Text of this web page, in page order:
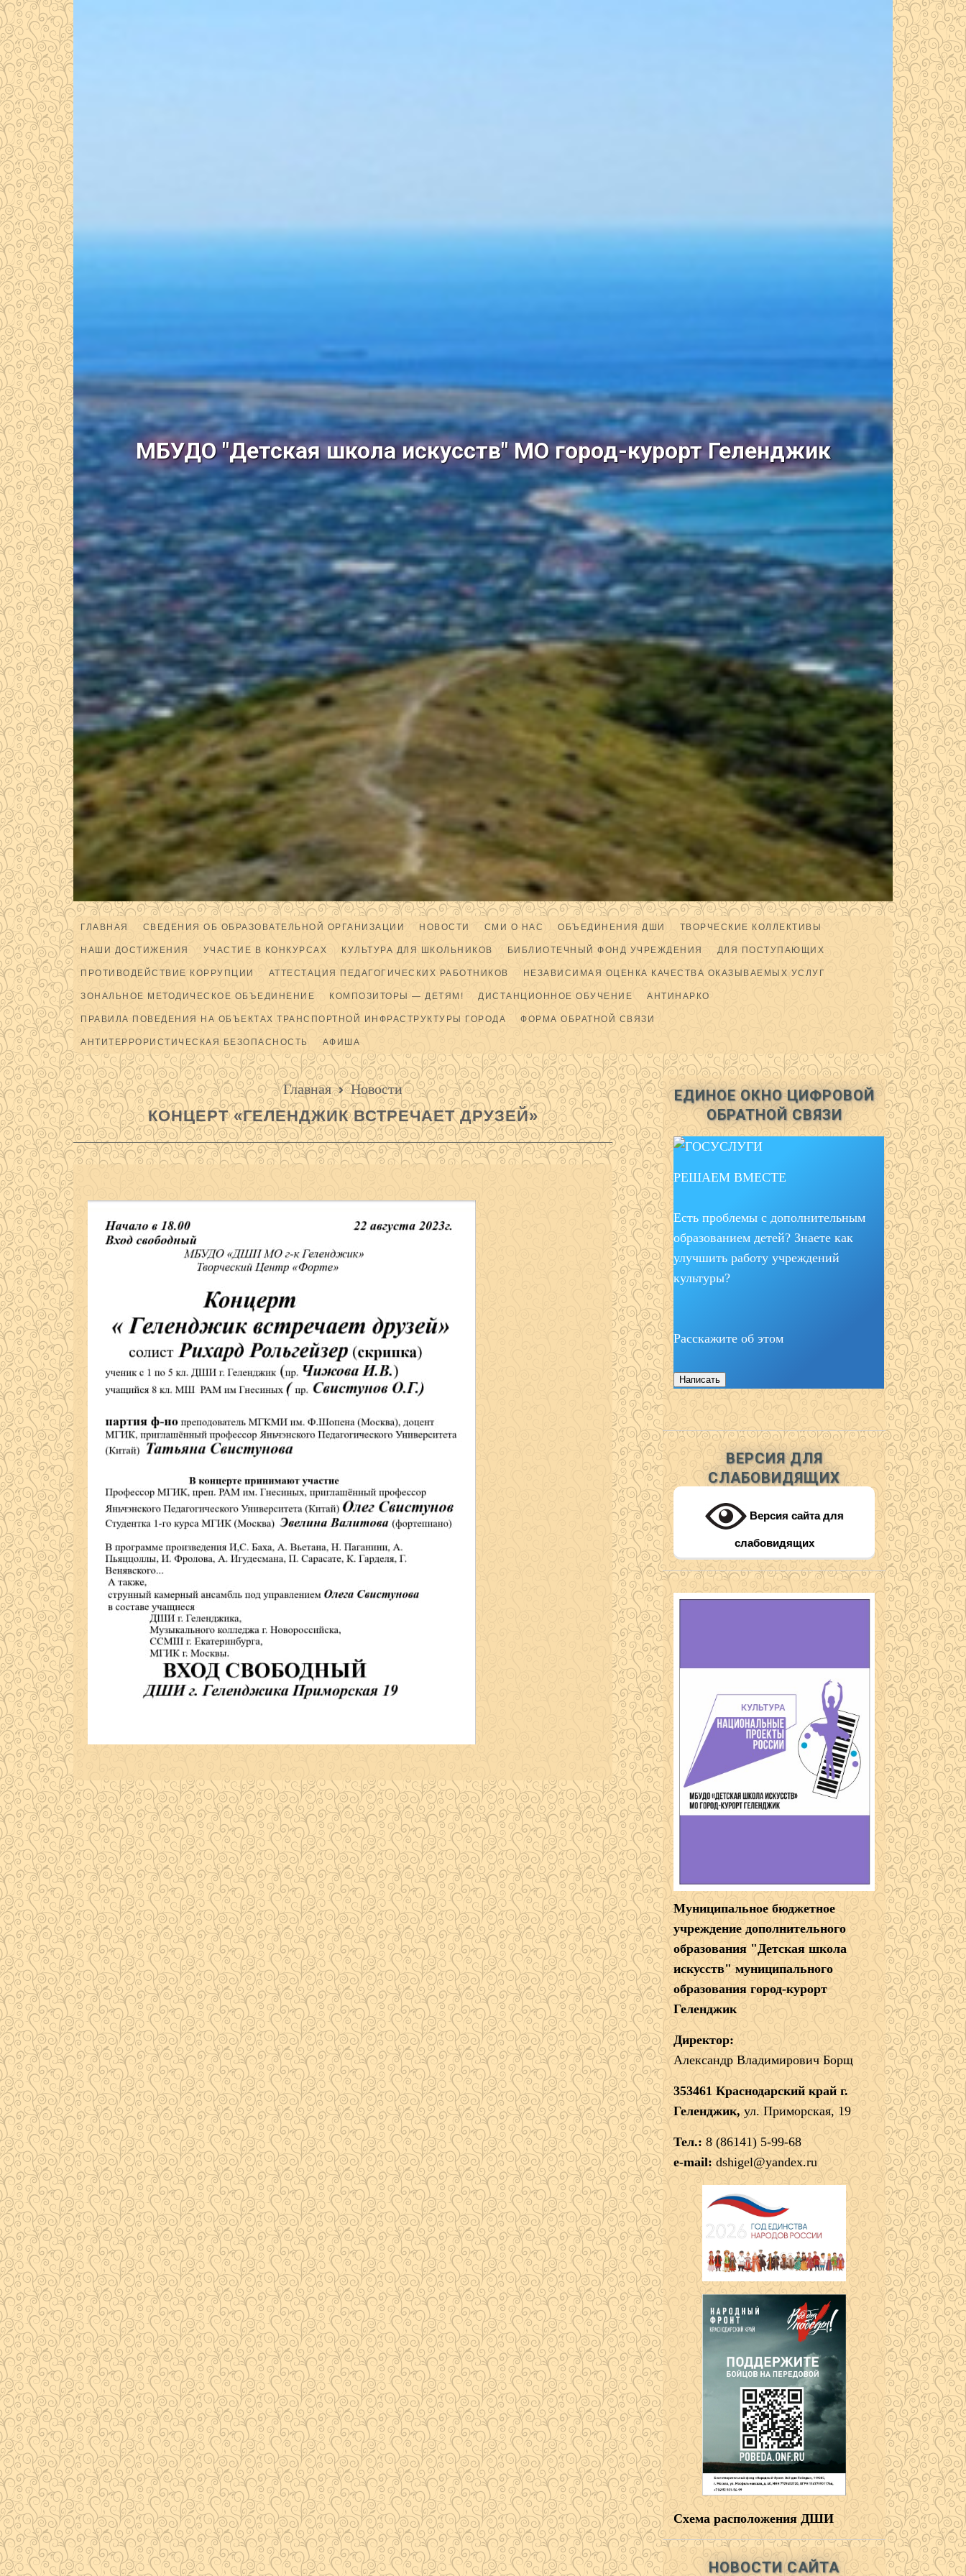
МБУДО "Детская школа искусств" МО город-курорт Геленджик
ГЛАВНАЯ СВЕДЕНИЯ ОБ ОБРАЗОВАТЕЛЬНОЙ ОРГАНИЗАЦИИ НОВОСТИ СМИ О НАС ОБЪЕДИНЕНИЯ ДШИ ТВОРЧЕСКИЕ КОЛЛЕКТИВЫ
НАШИ ДОСТИЖЕНИЯ УЧАСТИЕ В КОНКУРСАХ КУЛЬТУРА ДЛЯ ШКОЛЬНИКОВ БИБЛИОТЕЧНЫЙ ФОНД УЧРЕЖДЕНИЯ ДЛЯ ПОСТУПАЮЩИХ
ПРОТИВОДЕЙСТВИЕ КОРРУПЦИИ АТТЕСТАЦИЯ ПЕДАГОГИЧЕСКИХ РАБОТНИКОВ НЕЗАВИСИМАЯ ОЦЕНКА КАЧЕСТВА ОКАЗЫВАЕМЫХ УСЛУГ
ЗОНАЛЬНОЕ МЕТОДИЧЕСКОЕ ОБЪЕДИНЕНИЕ КОМПОЗИТОРЫ — ДЕТЯМ! ДИСТАНЦИОННОЕ ОБУЧЕНИЕ АНТИНАРКО
ПРАВИЛА ПОВЕДЕНИЯ НА ОБЪЕКТАХ ТРАНСПОРТНОЙ ИНФРАСТРУКТУРЫ ГОРОДА ФОРМА ОБРАТНОЙ СВЯЗИ
АНТИТЕРРОРИСТИЧЕСКАЯ БЕЗОПАСНОСТЬ АФИША
Главная Новости
КОНЦЕРТ «ГЕЛЕНДЖИК ВСТРЕЧАЕТ ДРУЗЕЙ»
ЕДИНОЕ ОКНО ЦИФРОВОЙ
ОБРАТНОЙ СВЯЗИ
РЕШАЕМ ВМЕСТЕ
Есть проблемы с дополнительным
образованием детей? Знаете как
улучшить работу учреждений
культуры?
Расскажите об этом
Написать
ВЕРСИЯ ДЛЯ
СЛАБОВИДЯЩИХ
Версия сайта для
слабовидящих
Муниципальное бюджетное
учреждение дополнительного
образования "Детская школа
искусств" муниципального
образования город-курорт
Геленджик
Директор:
Александр Владимирович Борщ
353461 Краснодарский край г.
Геленджик, ул. Приморская, 19
Тел.: 8 (86141) 5-99-68
e-mail: dshigel@yandex.ru
Схема расположения ДШИ
НОВОСТИ САЙТА